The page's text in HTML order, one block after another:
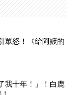
眾怒！《給阿嬤的
我十年！」！白鹿